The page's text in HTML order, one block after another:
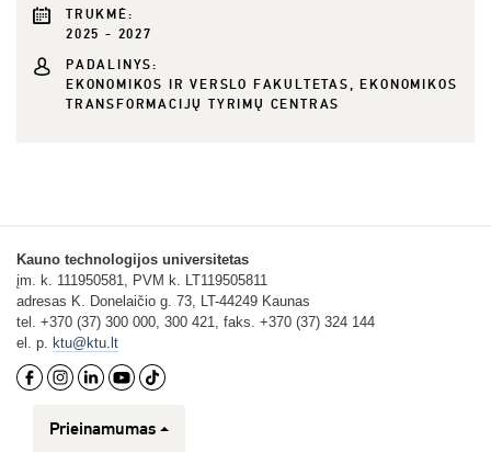
TRUKMĖ:
2025 - 2027
PADALINYS:
EKONOMIKOS IR VERSLO FAKULTETAS, EKONOMIKOS
TRANSFORMACIJŲ TYRIMŲ CENTRAS
Kauno technologijos universitetas
įm. k. 111950581, PVM k. LT119505811
adresas K. Donelaičio g. 73, LT-44249 Kaunas
tel. +370 (37) 300 000, 300 421, faks. +370 (37) 324 144
el. p. ktu@ktu.lt
Prieinamumas